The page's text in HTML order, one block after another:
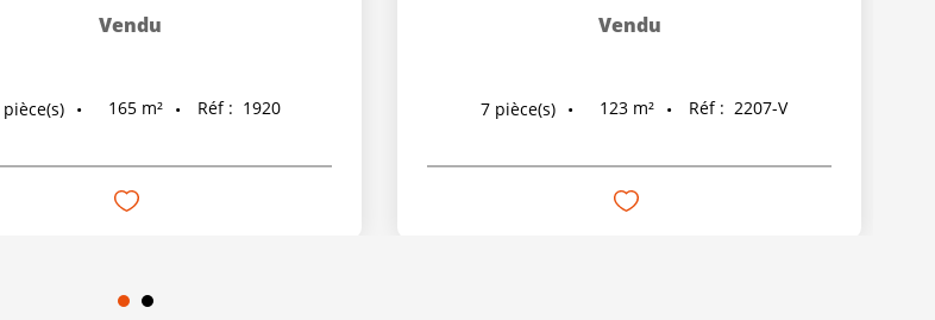
Vendu
pièce(s) 165 m² Réf : 1920
Vendu
7 pièce(s) 123 m² Réf : 2207-V